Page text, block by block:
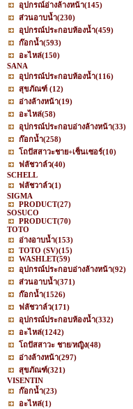
อุปกรณ์อ่างล้างหน้า(145)
ส่วนอาบน้ำ(230)
อุปกรณ์ประกอบห้องน้ำ(459)
ก๊อกน้ำ(593)
อะไหล่(150)
SANA
อุปกรณ์ประกอบห้องน้ำ(116)
สุขภัณฑ์ (12)
อ่างล้างหน้า(19)
อะไหล่(58)
อุปกรณ์ประกอบอ่างล้างหน้า(33)
ก๊อกน้ำ(258)
โถปัสสาวะชาย+เซ็นเซอร์(10)
ฟลัชวาล์ว(40)
SCHELL
ฟลัชวาล์ว(1)
SIGMA
PRODUCT(27)
SOSUCO
PRODUCT(70)
TOTO
อ่างอาบน้ำ(153)
TOTO (SV)(15)
WASHLET(59)
อุปกรณ์ประกอบอ่างล้างหน้า(92)
ส่วนอาบน้ำ(371)
ก๊อกน้ำ(1526)
ฟลัชวาล์ว(171)
อุปกรณ์ประกอบห้องน้ำ(332)
อะไหล่(1242)
โถปัสสาวะ ชาย/หญิง(48)
อ่างล้างหน้า(297)
สุขภัณฑ์(321)
VISENTIN
ก๊อกน้ำ(23)
อะไหล่(1)